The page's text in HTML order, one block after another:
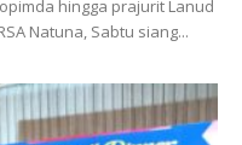
hingga prajurit Lanud
Natuna, Sabtu siang...